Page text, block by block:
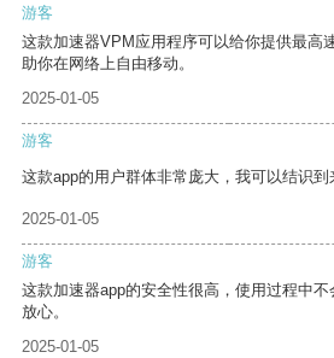
游客
这款加速器VPM应用程序可以给你提供最高
助你在网络上自由移动。
2025-01-05
游客
这款app的用户群体非常庞大，我可以结识到
2025-01-05
游客
这款加速器app的安全性很高，使用过程中
放心。
2025-01-05